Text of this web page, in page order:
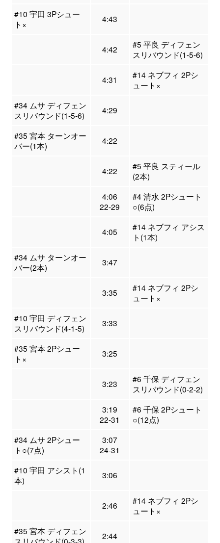
#10 宇田 3Pシュー
ト×
4:43
4:42
#5 平良 ディフェン
スリバウンド(1-5-6)
4:31
#14 ネブフィ 2Pシ
ュート×
#34 ムサ ディフェン
スリバウンド(1-5-6)
4:29
#35 宮本 ターンオー
バー(1本)
4:22
4:22
#5 平良 スティール
(2本)
4:06
22-29
#4 清水 2Pシュート
○(6点)
4:05
#14 ネブフィ アシス
ト(1本)
#34 ムサ ターンオー
バー(2本)
3:47
3:35
#14 ネブフィ 2Pシ
ュート×
#10 宇田 ディフェン
スリバウンド(4-1-5)
3:33
#35 宮本 2Pシュー
ト×
3:25
3:23
#6 千保 ディフェン
スリバウンド(0-2-2)
3:19
22-31
#6 千保 2Pシュート
○(12点)
#34 ムサ 2Pシュー
ト○(7点)
3:07
24-31
#10 宇田 アシスト(1
本)
3:06
2:46
#14 ネブフィ 2Pシ
ュート×
#35 宮本 ディフェン
2:44